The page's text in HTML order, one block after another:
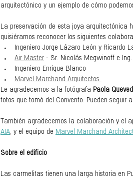
arquitectónico y un ejemplo de cómo
La preservación de esta joya arquitectónica
quisiéramos reconocer los siguientes
Ingeniero Jorge Lázaro León y Ricardo
Air Master - Sr. Nicolás Megwinoff e
Ingeniero Enrique Blanco
Marvel Marchand Arquitectos
Le agradecemos a la fotógrafa Paola
fotos que tomó del Convento. Pueden seguir a
También agradecemos la colaboración y el
AIA, y el equipo de Marvel Marchand
Sobre el edificio
Las carmelitas tienen una larga historia en